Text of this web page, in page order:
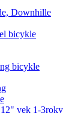
Downhille
bicykle
bicykle
vek 1-3roky